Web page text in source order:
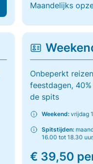
Maandelijks
Onbeperkt
feestdagen,
de spits
Weekend: vrijdag
Spitstijden:
16.00 tot 18.30
€ 39,50